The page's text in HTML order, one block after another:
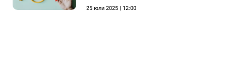
25 юли 2025 | 12:00